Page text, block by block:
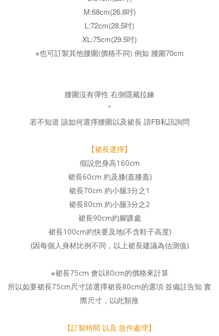
M:68cm(26.8吋)
L:72cm(28.5吋)
XL:75cm(29.5吋)
※也可訂製其他腰圍(價格不同) 例如 腰圍70cm
腰圍沒有彈性 右側隱藏拉鍊
*
若不知道 該如何選擇腰圍以及裙長請FB私訊詢問
【裙長選擇】
假設您身高160cm
裙長60cm 約及膝(蓋膝蓋)
裙長70cm 約小腿3分之1
裙長80cm 約小腿3分之2
裙長90cm約腳踝處
裙長100cm約快要及地(不含鞋子高度)
(因每個人身材比例不同，以上裙長建議為估測值)
※裙長75cm 會以80cm的價格來計算
所以如要裙長75cm尺寸請選擇裙長80cm的選項 並備註告知 實
際尺寸，以此類推
【訂製時間 以及 急件處理】